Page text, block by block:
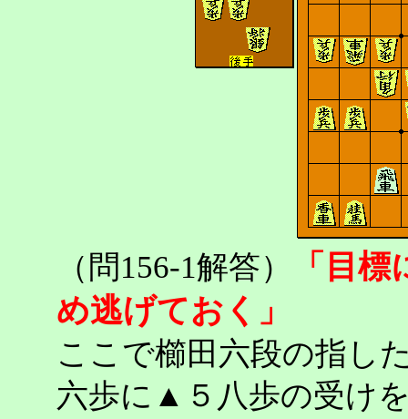
（問156-1解答）
「目
め逃げておく」
ここで櫛田六段の指し
六歩に▲５八歩の受け